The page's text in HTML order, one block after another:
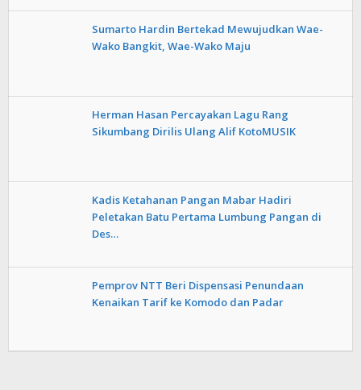
Sumarto Hardin Bertekad Mewujudkan Wae-
Wako Bangkit, Wae-Wako Maju
Herman Hasan Percayakan Lagu Rang
Sikumbang Dirilis Ulang Alif KotoMUSIK
Kadis Ketahanan Pangan Mabar Hadiri
Peletakan Batu Pertama Lumbung Pangan di
Des…
Pemprov NTT Beri Dispensasi Penundaan
Kenaikan Tarif ke Komodo dan Padar